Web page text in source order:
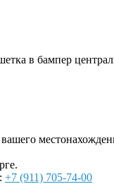
в бампер
+7 (911) 705-74-00